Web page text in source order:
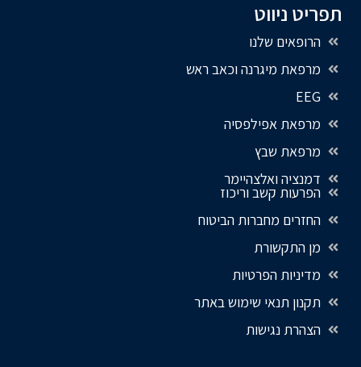
תפריט ניווט
הרופאים שלנו
מרפאת מיגרנה וכאב ראש
EEG
מרפאת אפילפסיה
מרפאת שבץ
דמנציה ואלצהיימר
הפרעות קשב וריכוז
החזרים מחברות הביטוח
מן התקשורת
מדיניות הפרטיות
תקנון תנאי שימוש באתר
הצהרת נגישות